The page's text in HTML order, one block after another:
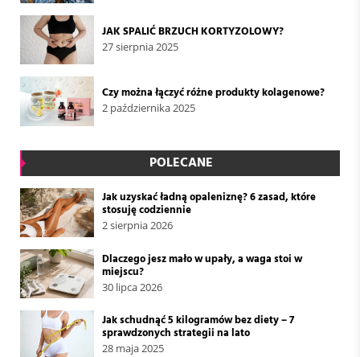
JAK SPALIĆ BRZUCH KORTYZOLOWY?
27 sierpnia 2025
Czy można łączyć różne produkty kolagenowe?
2 października 2025
POLECANE
Jak uzyskać ładną opaleniznę? 6 zasad, które
stosuję codziennie
2 sierpnia 2026
Dlaczego jesz mało w upały, a waga stoi w
miejscu?
30 lipca 2026
Jak schudnąć 5 kilogramów bez diety – 7
sprawdzonych strategii na lato
28 maja 2025